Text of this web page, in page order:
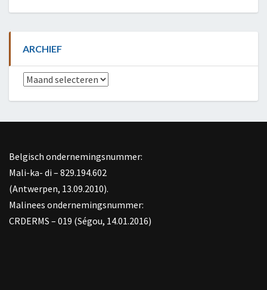
ARCHIEF
Archief
Belgisch ondernemingsnummer:
Mali-ka- di – 829.194.602
(Antwerpen, 13.09.2010).
Malinees ondernemingsnummer:
CRDERMS – 019 (Ségou, 14.01.2016)